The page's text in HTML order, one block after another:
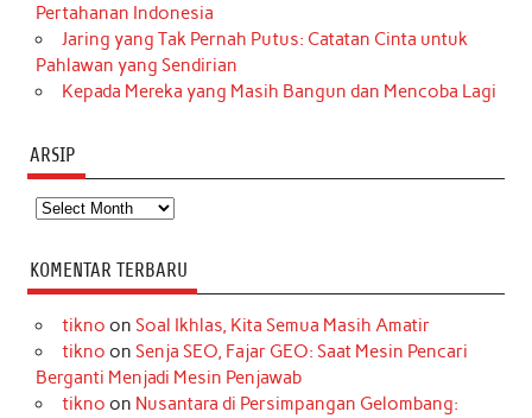
Pertahanan Indonesia
Jaring yang Tak Pernah Putus: Catatan Cinta untuk
Pahlawan yang Sendirian
Kepada Mereka yang Masih Bangun dan Mencoba Lagi
ARSIP
Arsip
KOMENTAR TERBARU
tikno on Soal Ikhlas, Kita Semua Masih Amatir
tikno on Senja SEO, Fajar GEO: Saat Mesin Pencari
Berganti Menjadi Mesin Penjawab
tikno on Nusantara di Persimpangan Gelombang: